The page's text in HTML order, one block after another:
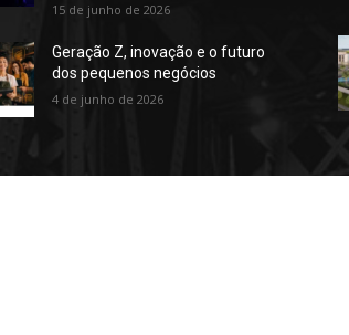
15 de junho de 2026
Geração Z, inovação e o futuro
dos pequenos negócios
4 de junho de 2026